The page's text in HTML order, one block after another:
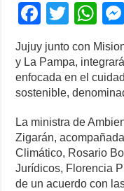
F
a
c
e
b
o
o
k
T
tt
er
W
h
at
s
A
p
p
Jujuy junto con
y La Pampa,
enfocada en el
sostenible,
La ministra de
Zigarán,
Climático, Rosario
Jurídicos, Florencia
de un acuerdo con